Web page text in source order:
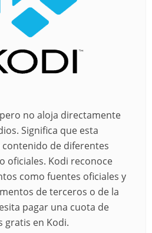
no aloja directamente
Significa que esta
de diferentes
oficiales. Kodi reconoce
como fuentes oficiales y
de terceros o de la
pagar una cuota de
gratis en Kodi.